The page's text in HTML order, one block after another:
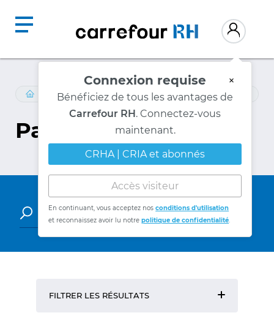
Connexion requise ×
Bénéficiez de tous les avantages de
Carrefour RH. Connectez-vous
maintenant.
CRHA | CRIA et abonnés
Accès visiteur
En continuant, vous acceptez nosconditions d'utilisation
et reconnaissez avoir lu notrepolitique de confidentialité.
LOIS-ET-REGLEMENTS
Parutions
FILTRER LES RÉSULTATS